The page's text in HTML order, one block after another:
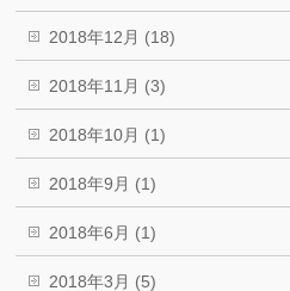
2018年12月 (18)
2018年11月 (3)
2018年10月 (1)
2018年9月 (1)
2018年6月 (1)
2018年3月 (5)